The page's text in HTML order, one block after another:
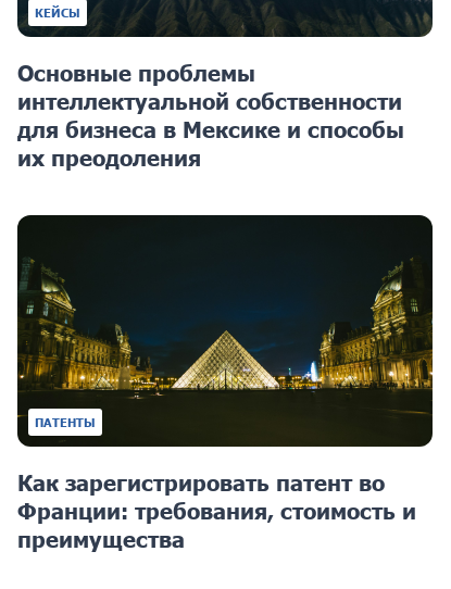
КЕЙСЫ
Основные проблемы
интеллектуальной собственности
для бизнеса в Мексике и способы
их преодоления
ПАТЕНТЫ
Как зарегистрировать патент во
Франции: требования, стоимость и
преимущества